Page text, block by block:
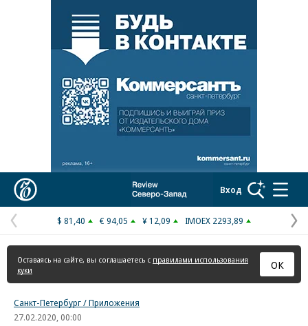
Реклама в «Ъ» www.kommersant.ru/ad
Вход
Предыдущая
страница
$ 81,40 € 94,05 ¥ 12,09 IMOEX 2293,89
Оставаясь на сайте, вы соглашаетесь с правилами использования
куки
ОК
Санкт-Петербург / Приложения
27.02.2020, 00:00